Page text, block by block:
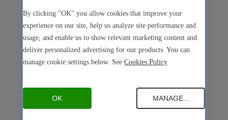
Free Security
Sicurezza del dispositivo
Open Antivirus
By clicking "OK" you allow cookies that improve your
experience on our site, help us analyze site performance and
usage, and enable us to show relevant marketing content and
deliver personalized advertising for our products. You can
manage cookie settings below. See Cookies Policy
OK MANAGE...